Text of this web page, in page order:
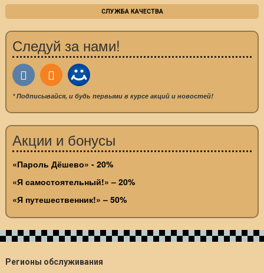
СЛУЖБА КАЧЕСТВА
Следуй за нами!
* Подписывайся, и будь первыми в курсе акций и новостей!
Акции и бонусы
«Пароль Дёшево» - 20%
«Я самостоятельный!» – 20%
«Я путешественник!» – 50%
Регионы обслуживания